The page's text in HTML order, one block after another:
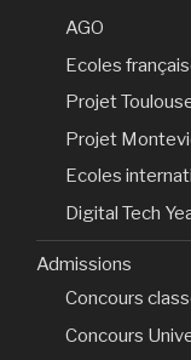
AGO
Ecoles
Projet
Projet
Ecoles
Digital Tech
Admissions
Concours
Concours